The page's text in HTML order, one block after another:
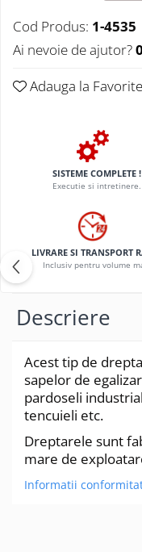
Cod Produs: 1-4535
Ai nevoie de ajutor?
Adauga la Favorite
SISTEME COMPLETE !
Executie si intretinere.
LIVRARE SI TRANSPORT
Inclusiv pentru volume
Descriere
Acest tip de
sapelor de
pardoseli
tencuieli etc.
Dreptarele sunt
mare de
Informatii